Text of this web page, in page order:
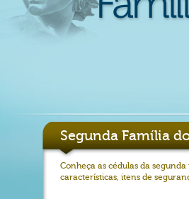
Segunda Família
Conheça as cédulas da
características, itens de